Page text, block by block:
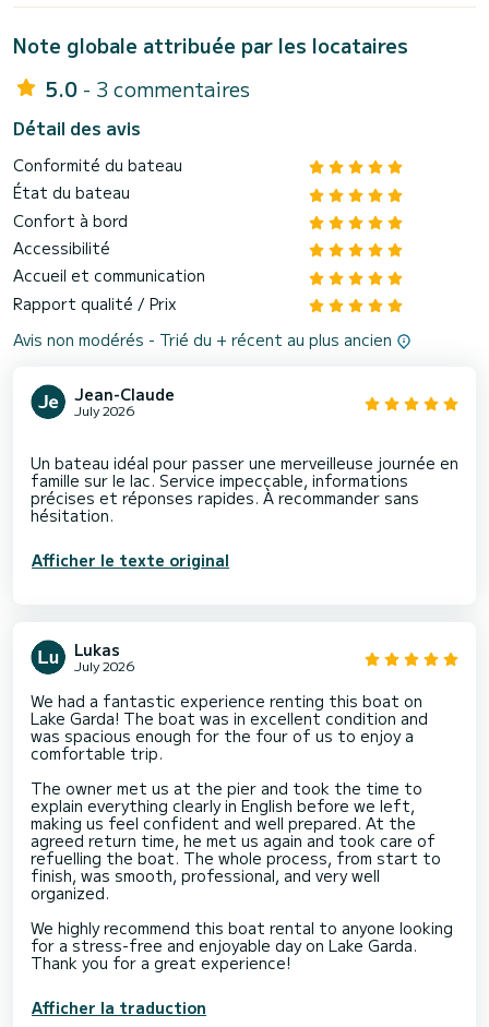
Note globale attribuée par les locataires
5.0 - 3 commentaires
Détail des avis
Conformité du bateau
État du bateau
Confort à bord
Accessibilité
Accueil et communication
Rapport qualité / Prix
Avis non modérés - Trié du + récent au plus ancien
Jean-Claude
July 2026
Un bateau idéal pour passer une merveilleuse journée en
famille sur le lac. Service impeccable, informations
précises et réponses rapides. À recommander sans
Afficher le texte original
Lukas
July 2026
We had a fantastic experience renting this boat on
Lake Garda! The boat was in excellent condition and
was spacious enough for the four of us to enjoy a
comfortable trip.
The owner met us at the pier and took the time to
explain everything clearly in English before we left,
making us feel confident and well prepared. At the
agreed return time, he met us again and took care of
refuelling the boat. The whole process, from start to
finish, was smooth, professional, and very well
organized.
We highly recommend this boat rental to anyone looking
for a stress-free and enjoyable day on Lake Garda.
Thank you for a great experience!
Afficher la traduction